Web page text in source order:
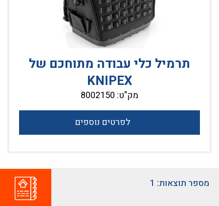
תרמיל כלי עבודה מתוחכם של
KNIPEX
מק"ט: 8002150
לפרטים נוספים
מספר תוצאות: 1